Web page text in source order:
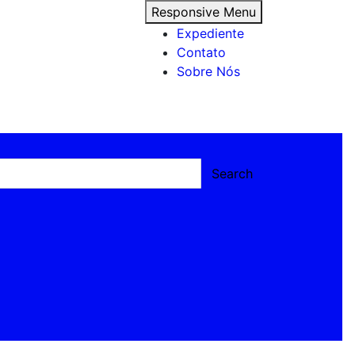
Responsive Menu
Expediente
Contato
Sobre Nós
Search